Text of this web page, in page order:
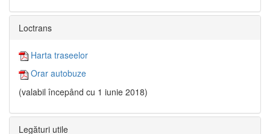
Loctrans
Harta traseelor
Orar autobuze
(valabil începând cu 1 iunie 2018)
Legături utile